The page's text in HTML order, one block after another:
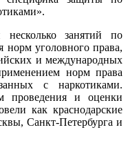
занятий по
норм уголовного права,
и международных
норм права
с наркотиками.
проведения и оценки
как краснодарские
Санкт-Петербурга и